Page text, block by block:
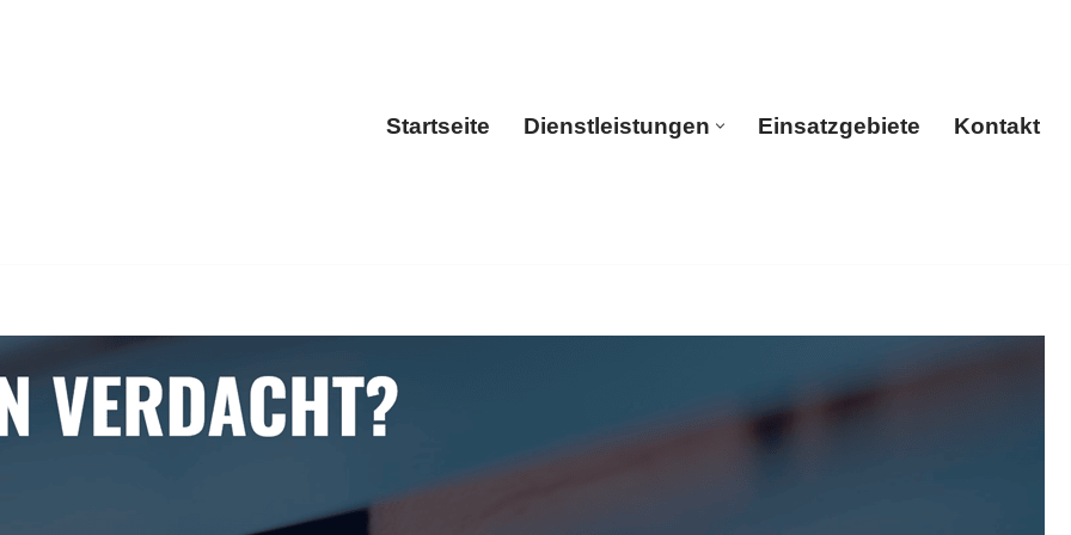
Startseite Dienstleistungen Einsatzgebiete Kontakt